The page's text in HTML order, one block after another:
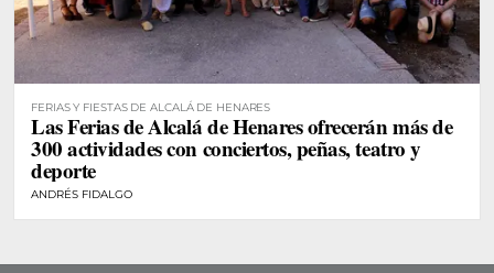
FERIAS Y FIESTAS DE ALCALÁ DE HENARES
Las Ferias de Alcalá de Henares ofrecerán más de
300 actividades con conciertos, peñas, teatro y
deporte
ANDRÉS FIDALGO